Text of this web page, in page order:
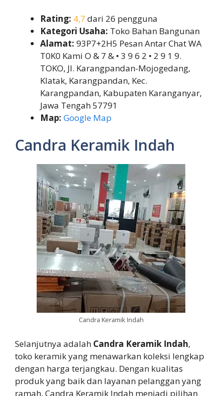
Rating: 4,7 dari 26 pengguna
Kategori Usaha: Toko Bahan Bangunan
Alamat: 93P7+2H5 Pesan Antar Chat WA
T0K0 Kami O & 7 & • 3 9 6 2 • 2 9 1 9.
TOKO, Jl. Karangpandan-Mojogedang,
Klatak, Karangpandan, Kec.
Karangpandan, Kabupaten Karanganyar,
Jawa Tengah 57791
Map: Google Map
Candra Keramik Indah
Candra Keramik Indah
Selanjutnya adalah Candra Keramik Indah,
toko keramik yang menawarkan koleksi lengkap
dengan harga terjangkau. Dengan kualitas
produk yang baik dan layanan pelanggan yang
ramah, Candra Keramik Indah menjadi pilihan